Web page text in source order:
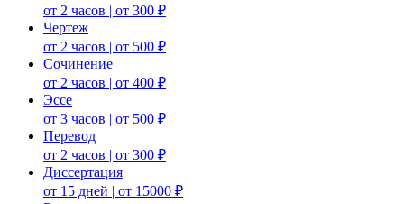
от 2 часов | от 300 ₽
Чертеж
от 2 часов | от 500 ₽
Сочинение
от 2 часов | от 400 ₽
Эссе
от 3 часов | от 500 ₽
Перевод
от 2 часов | от 300 ₽
Диссертация
от 15 дней | от 15000 ₽